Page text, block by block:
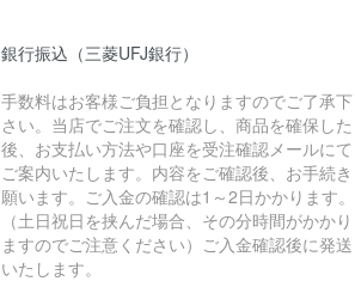
銀行振込（三菱UFJ銀行）
手数料はお客様ご負担となりますのでご了承下
さい。当店でご注文を確認し、商品を確保した
後、お支払い方法や口座を受注確認メールにて
ご案内いたします。内容をご確認後、お手続き
願います。ご入金の確認は1～2日かかります。
（土日祝日を挟んだ場合、その分時間がかかり
ますのでご注意ください）ご入金確認後に発送
いたします。